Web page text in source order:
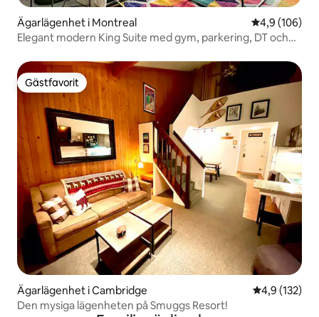
Ägarlägenhet i Montreal 4,9 av 5 i
4,9 (106)
Elegant modern King Suite med gym, parkering, DT och
Gästfavorit
Gästfavorit
Ägarlägenhet i Cambridge 4,9 av 5 i
4,9 (132)
Den mysiga lägenheten på Smuggs Resort!